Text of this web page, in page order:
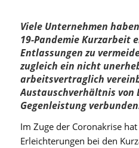
Viele Unternehmen
19-Pandemie Kurzarbeit
Entlassungen zu
zugleich ein nicht
arbeitsvertraglich
Austauschverhältnis von
Gegenleistung
Im Zuge der Coronakrise
Erleichterungen bei den